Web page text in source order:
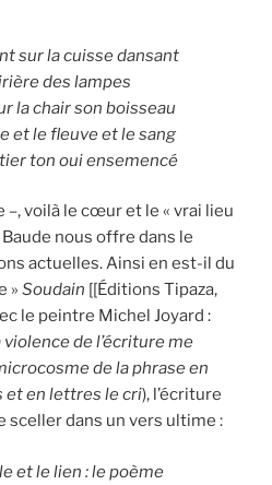
sur la cuisse dansant
des lampes
la chair son boisseau
et le fleuve et le sang
ton oui ensemencé
–, voilà le cœur et le « vrai lieu
nous offre dans le
actuelles. Ainsi en est-il du
» Soudain [[Éditions Tipaza,
le peintre Michel Joyard :
violence de l’écriture me
de la phrase en
et en lettres le cri), l’écriture
sceller dans un vers ultime :
et le lien : le poème